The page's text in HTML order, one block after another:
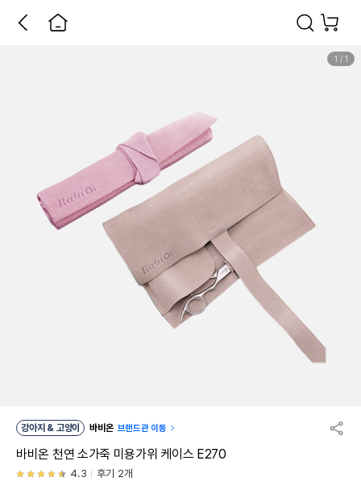
1 / 1
강아지 & 고양이 바비온 브랜드관 이동
바비온 천연 소가죽 미용가위 케이스 E270
4.3 후기 2개